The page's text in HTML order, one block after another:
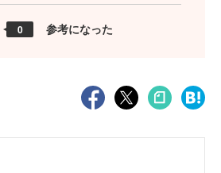
0 参考になった